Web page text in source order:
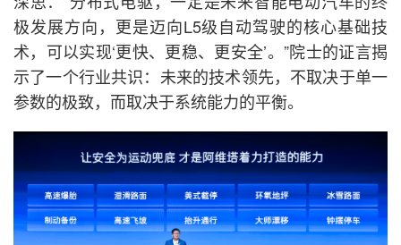
极发展方向，更是迈向L5级自动驾驶的核心基础技
术，可以实现‘更快、更稳、更安全’。”院士的证言揭
示了一个行业共识：未来的技术领先，不取决于单一
参数的极致，而取决于系统能力的平衡。